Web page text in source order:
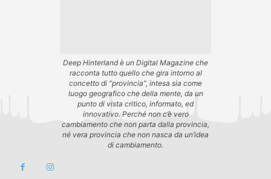
Deep Hinterland è un Digital Magazine che
racconta tutto quello che gira intorno al
concetto di “provincia”, intesa sia come
luogo geografico che della mente, da un
punto di vista critico, informato, ed
innovativo. Perché non c’è vero
cambiamento che non parta dalla provincia,
né vera provincia che non nasca da un’idea
di cambiamento.